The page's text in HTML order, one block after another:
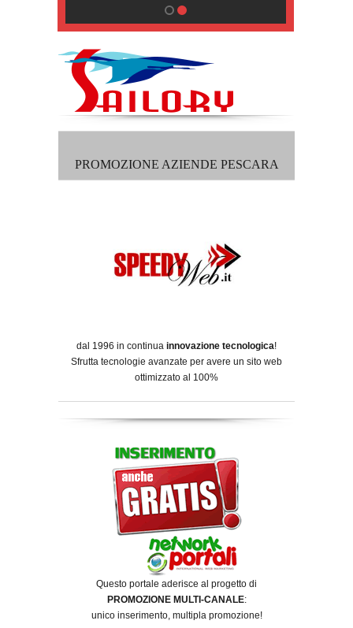
PROMOZIONE AZIENDE PESCARA
dal 1996 in continua innovazione tecnologica!
Sfrutta tecnologie avanzate per avere un sito web
ottimizzato al 100%
Questo portale aderisce al progetto di
PROMOZIONE MULTI-CANALE:
unico inserimento, multipla promozione!